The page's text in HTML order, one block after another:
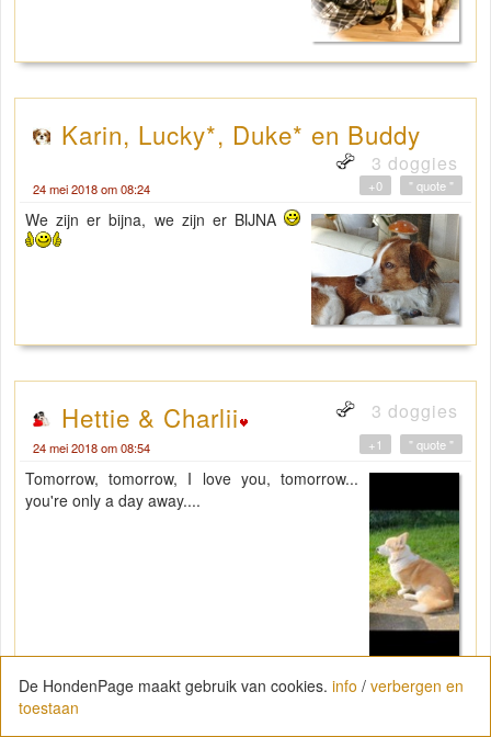
Karin, Lucky*, Duke* en Buddy
3 doggies
24 mei 2018 om 08:24 " quote "
+0
We zijn er bijna, we zijn er BIJNA
Hettie & Charlii 3 doggies
24 mei 2018 om 08:54 " quote "
+1
Tomorrow, tomorrow, I love you, tomorrow...
you're only a day away....
De HondenPage maakt gebruik van cookies. info / verbergen en
toestaan